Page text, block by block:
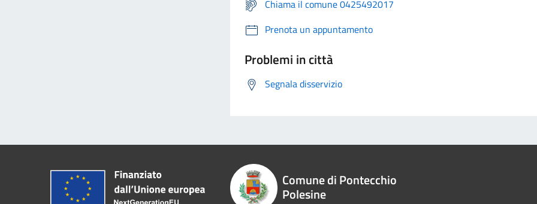
Chiama il comune 0425492017
Prenota un appuntamento
Problemi in città
Segnala disservizio
Comune di Pontecchio
Polesine